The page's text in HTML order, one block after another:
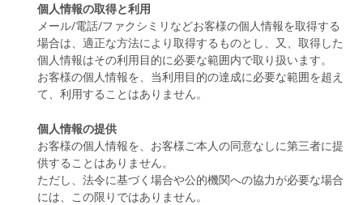
個人情報の取得と利用
メール/電話/ファクシミリなどお客様の個人情報を取得する
場合は、適正な方法により取得するものとし、又、取得した
個人情報はその利用目的に必要な範囲内で取り扱います。
お客様の個人情報を、当利用目的の達成に必要な範囲を超え
て、利用することはありません。
個人情報の提供
お客様の個人情報を、お客様ご本人の同意なしに第三者に提
供することはありません。
ただし、法令に基づく場合や公的機関への協力が必要な場合
には、この限りではありません。